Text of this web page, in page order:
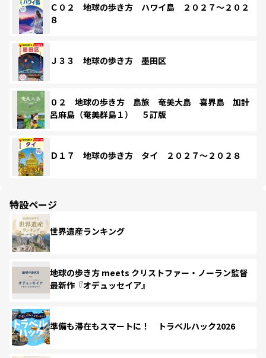
Ｃ０２ 地球の歩き方 ハワイ島 ２０２７～２０２
８
Ｊ３３ 地球の歩き方 墨田区
０２ 地球の歩き方 島旅 奄美大島 喜界島 加計
呂麻島（奄美群島１） ５訂版
Ｄ１７ 地球の歩き方 タイ ２０２７～２０２８
特設ページ
世界遺産ランキング
地球の歩き方 meets クリストファー・ノーラン監督
最新作『オデュッセイア』
準備も滞在もスマートに！ トラベルハック2026